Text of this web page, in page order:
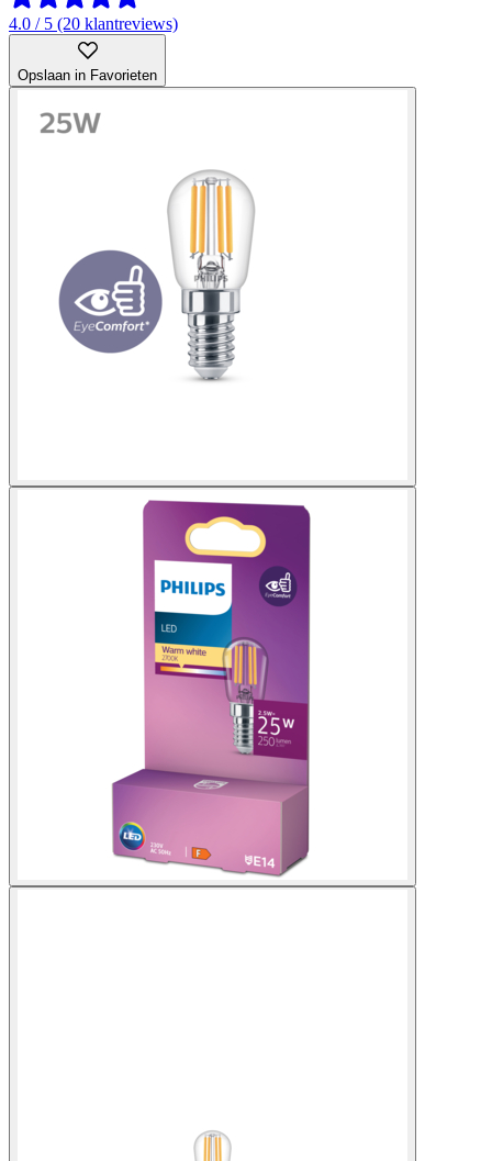
4.0 / 5 (20 klantreviews)
Opslaan in Favorieten